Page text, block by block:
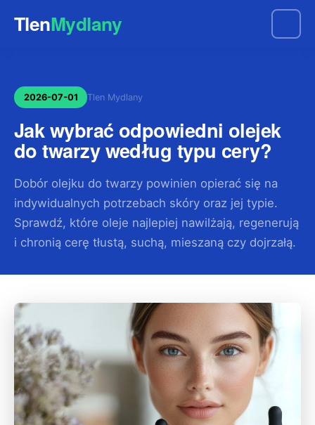
TlenMydlany
2026-07-01 Tlen Mydlany
Jak wybrać odpowiedni olejek
do twarzy według typu cery?
Dobór olejku do twarzy powinien opierać się na
indywidualnych potrzebach skóry oraz jej typie.
Sprawdź, które oleje najlepiej nawilżają, regenerują
i chronią cerę tłustą, suchą, mieszaną czy dojrzałą.